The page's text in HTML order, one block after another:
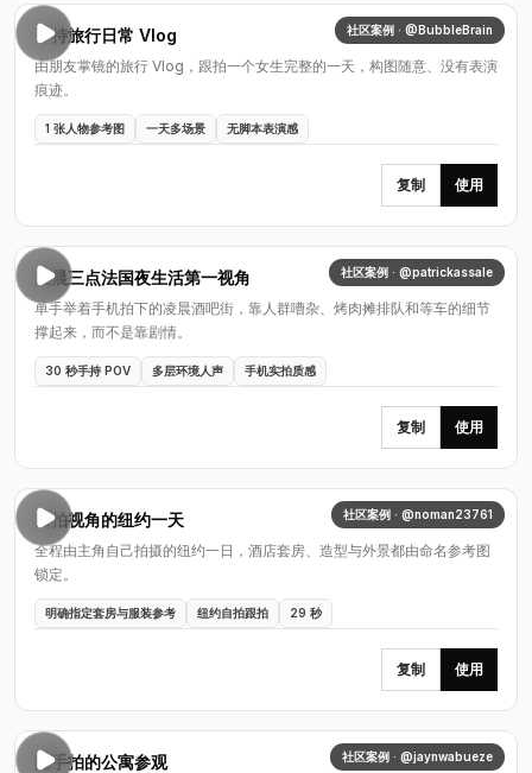
社区案例 · @BubbleBrain
手持旅行日常 Vlog
由朋友掌镜的旅行 Vlog，跟拍一个女生完整的一天，构图随意、没有表演
痕迹。
1 张人物参考图 一天多场景 无脚本表演感
复制 使用
社区案例 · @patrickassale
凌晨三点法国夜生活第一视角
单手举着手机拍下的凌晨酒吧街，靠人群嘈杂、烤肉摊排队和等车的细节
撑起来，而不是靠剧情。
30 秒手持 POV 多层环境人声 手机实拍质感
复制 使用
社区案例 · @noman23761
自拍视角的纽约一天
全程由主角自己拍摄的纽约一日，酒店套房、造型与外景都由命名参考图
锁定。
明确指定套房与服装参考 纽约自拍跟拍 29 秒
复制 使用
社区案例 · @jaynwabueze
随手拍的公寓参观